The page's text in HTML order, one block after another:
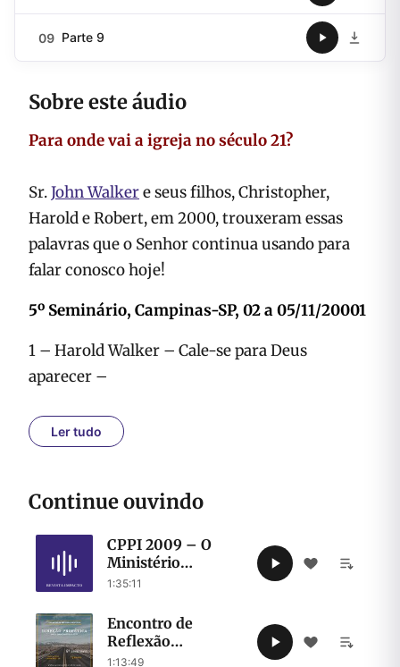
09 Parte 9
Sobre este áudio
Para onde vai a igreja no século 21?
Sr.John Walkere seus filhos, Christopher,
Harold e Robert, em 2000, trouxeram essas
palavras que o Senhor continua usando para
falar conosco hoje!
5º Seminário, Campinas-SP, 02 a 05/11/20001
1 – Harold Walker – Cale-se para Deus
aparecer –
3 – Robert Walker – Casa de Deus, cidade de
Deus –
6 – John Walker – Restauração do Evangelho
(continuação) –
7 – Robert Walker – Consagração –
Ler tudo
Continue ouvindo
CPPI 2009 – O
Ministério
Sacerdotal e O
Robert Walker
1:35:11
Encontro de
Reflexão
Profética-Direção
1:13:49